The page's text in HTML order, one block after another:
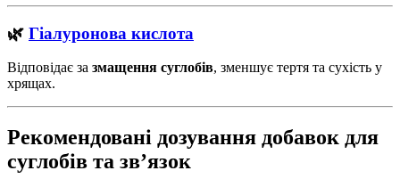
🌿 Гіалуронова кислота
Відповідає за змащення суглобів, зменшує тертя та сухість у
хрящах.
Рекомендовані дозування добавок для
суглобів та зв’язок